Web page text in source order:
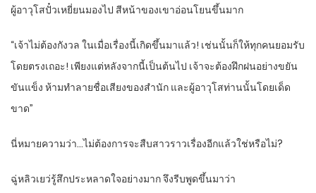
ผู้อาวุโสปั๋วเหยี่ยนมองไป สีหน้าของเขาอ่อนโยนขึ้นมาก
“เจ้าไม่ต้องกังวล ในเมื่อเรื่องนี้เกิดขึ้นมาแล้ว! เช่นนั้นก็ให้ทุกคนยอมรับ
โดยตรงเถอะ! เพียงแต่หลังจากนี้เป็นต้นไป เจ้าจะต้องฝึกฝนอย่างขยัน
ขันแข็ง ห้ามทำลายชื่อเสียงของสำนัก และผู้อาวุโสท่านนั้นโดยเด็ด
ขาด”
นี่หมายความว่า…ไม่ต้องการจะสืบสาวราวเรื่องอีกแล้วใช่หรือไม่?
ฉู่หลิวเยว่รู้สึกประหลาดใจอย่างมาก จึงรีบพูดขึ้นมาว่า